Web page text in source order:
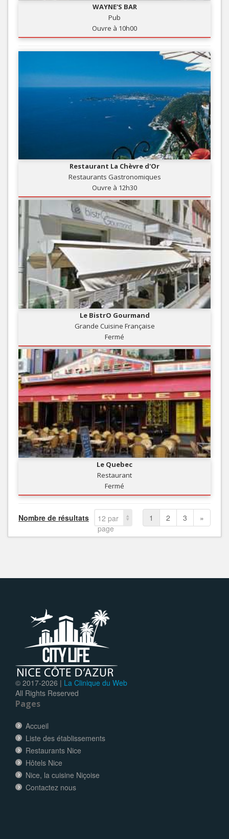
WAYNE'S BAR
Pub
Ouvre à 10h00
Restaurant La Chèvre d'Or
Restaurants Gastronomiques
Ouvre à 12h30
Le BistrO Gourmand
Grande Cuisine Française
Fermé
Le Quebec
Restaurant
Fermé
Nombre de résultats
12 par
page
1 2 3 »
© 2017-2026 | La Clinique du Web
All Rights Reserved
Pages
Accueil
Liste des établissements
Restaurants Nice
Hôtels Nice
Nice, la cuisine Niçoise
Contactez nous